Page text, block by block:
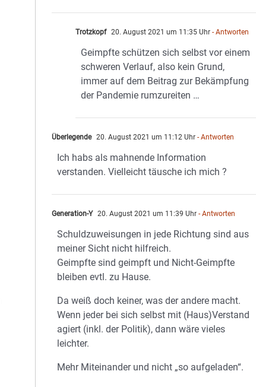
Trotzkopf 20. August 2021 um 11:35 Uhr - Antworten
Geimpfte schützen sich selbst vor einem
schweren Verlauf, also kein Grund,
immer auf dem Beitrag zur Bekämpfung
der Pandemie rumzureiten …
Überlegende 20. August 2021 um 11:12 Uhr - Antworten
Ich habs als mahnende Information
verstanden. Vielleicht täusche ich mich ?
Generation-Y 20. August 2021 um 11:39 Uhr - Antworten
Schuldzuweisungen in jede Richtung sind aus
meiner Sicht nicht hilfreich.
Geimpfte sind geimpft und Nicht-Geimpfte
bleiben evtl. zu Hause.
Da weiß doch keiner, was der andere macht.
Wenn jeder bei sich selbst mit (Haus)Verstand
agiert (inkl. der Politik), dann wäre vieles
leichter.
Mehr Miteinander und nicht „so aufgeladen“.